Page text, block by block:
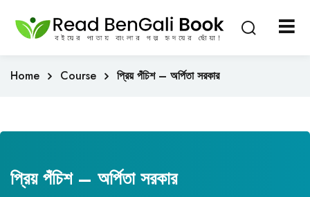
Home Course প্রিয় পঁচিশ – অর্পিতা সরকার
প্রিয় পঁচিশ – অর্পিতা সরকার
Sign in Sign up
Sign in